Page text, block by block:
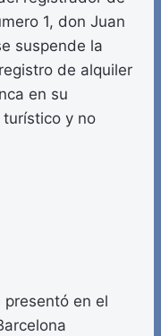
1, don Juan
suspende la
de alquiler
en su
y no
presentó en el